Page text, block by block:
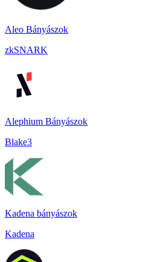
Aleo Bányászok
zkSNARK
Alephium Bányászok
Blake3
Kadena bányászok
Kadena